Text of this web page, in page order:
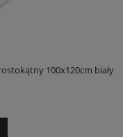
100x120cm biały